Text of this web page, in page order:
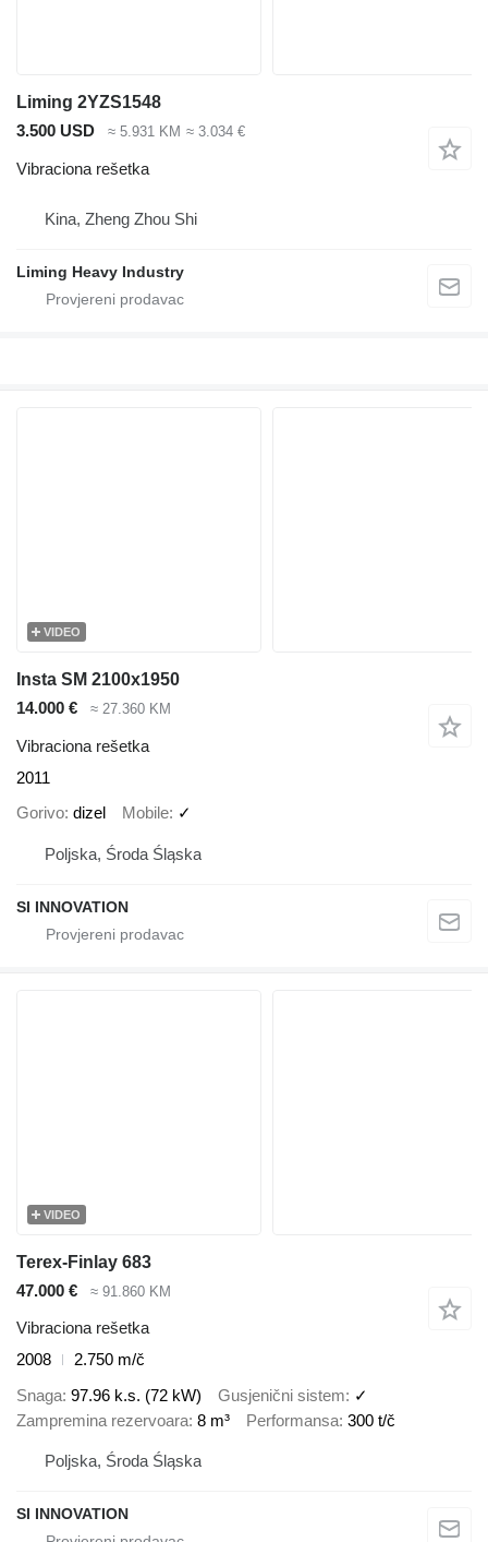
Liming 2YZS1548
3.500 USD
≈ 5.931 KM ≈ 3.034 €
Vibraciona rešetka
Kina, Zheng Zhou Shi
Liming Heavy Industry
VIDEO
Insta SM 2100x1950
14.000 €
≈ 27.360 KM
Vibraciona rešetka
2011
Gorivo dizel Mobile ✓
Poljska, Środa Śląska
SI INNOVATION
VIDEO
Terex-Finlay 683
47.000 €
≈ 91.860 KM
Vibraciona rešetka
2008
2.750 m/č
Snaga 97.96 k.s. (72 kW) Gusjenični sistem
✓
Zampremina rezervoara 8 m³ Performansa 300 t/č
Poljska, Środa Śląska
SI INNOVATION